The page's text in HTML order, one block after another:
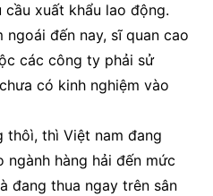
cầu xuất khẩu lao động.
đến nay, sĩ quan cao
các công ty phải sử
có kinh nghiệm vào
thôì, thì Việt nam đang
ngành hàng hải đến mức
đang thua ngay trên sân